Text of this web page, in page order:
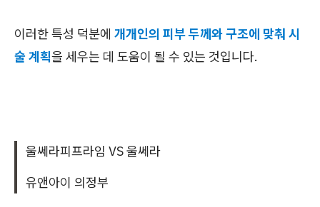
이러한 특성 덕분에 개개인의 피부 두께와 구조에 맞춰 시
술 계획을 세우는 데 도움이 될 수 있는 것입니다.
울쎄라피프라임 VS 울쎄라
유앤아이 의정부